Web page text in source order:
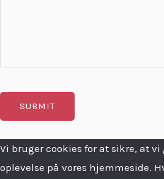
Vi bruger cookies for at sikre, at
oplevelse på vores hjemmeside.